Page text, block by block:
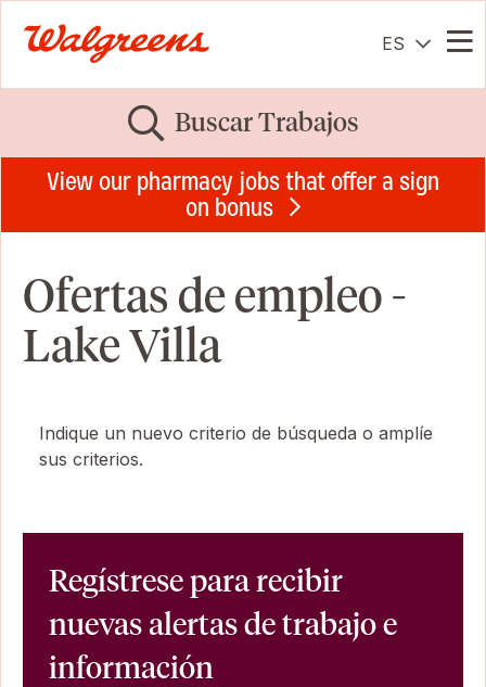
ES
Buscar Trabajos
View our pharmacy jobs that offer a sign
on bonus
Ofertas de empleo -
Lake Villa
Indique un nuevo criterio de búsqueda o amplíe
sus criterios.
Regístrese para recibir
nuevas alertas de trabajo e
información